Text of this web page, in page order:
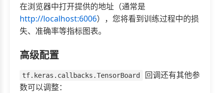
在浏览器中打开提供的地址（通常是
http://localhost:6006），您将看到训练过程中的损
失、准确率等指标图表。
高级配置
tf.keras.callbacks.TensorBoard
回调还有其他参
数可以调整：